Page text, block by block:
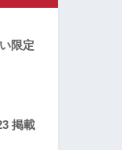
限定
掲載